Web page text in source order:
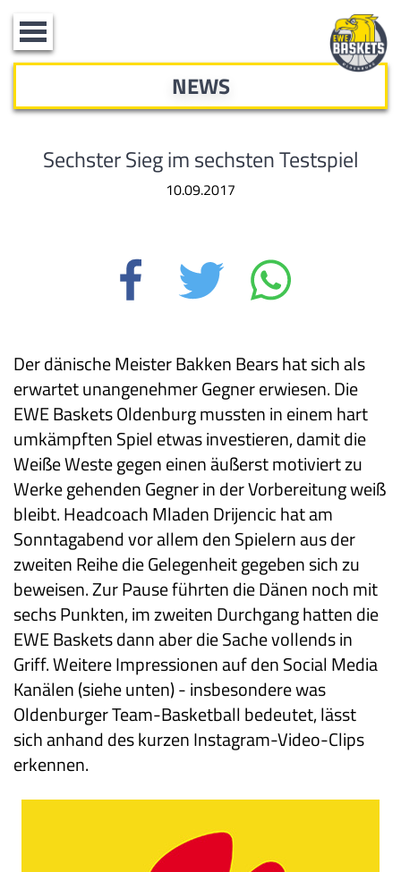
Toggle
navigation
NEWS
Sechster Sieg im sechsten Testspiel
10.09.2017
Der dänische Meister Bakken Bears hat sich als
erwartet unangenehmer Gegner erwiesen. Die
EWE Baskets Oldenburg mussten in einem hart
umkämpften Spiel etwas investieren, damit die
Weiße Weste gegen einen äußerst motiviert zu
Werke gehenden Gegner in der Vorbereitung weiß
bleibt. Headcoach Mladen Drijencic hat am
Sonntagabend vor allem den Spielern aus der
zweiten Reihe die Gelegenheit gegeben sich zu
beweisen. Zur Pause führten die Dänen noch mit
sechs Punkten, im zweiten Durchgang hatten die
EWE Baskets dann aber die Sache vollends in
Griff. Weitere Impressionen auf den Social Media
Kanälen (siehe unten) - insbesondere was
Oldenburger Team-Basketball bedeutet, lässt
sich anhand des kurzen Instagram-Video-Clips
erkennen.